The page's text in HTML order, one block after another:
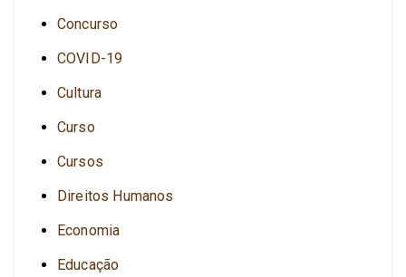
Concurso
COVID-19
Cultura
Curso
Cursos
Direitos Humanos
Economia
Educação